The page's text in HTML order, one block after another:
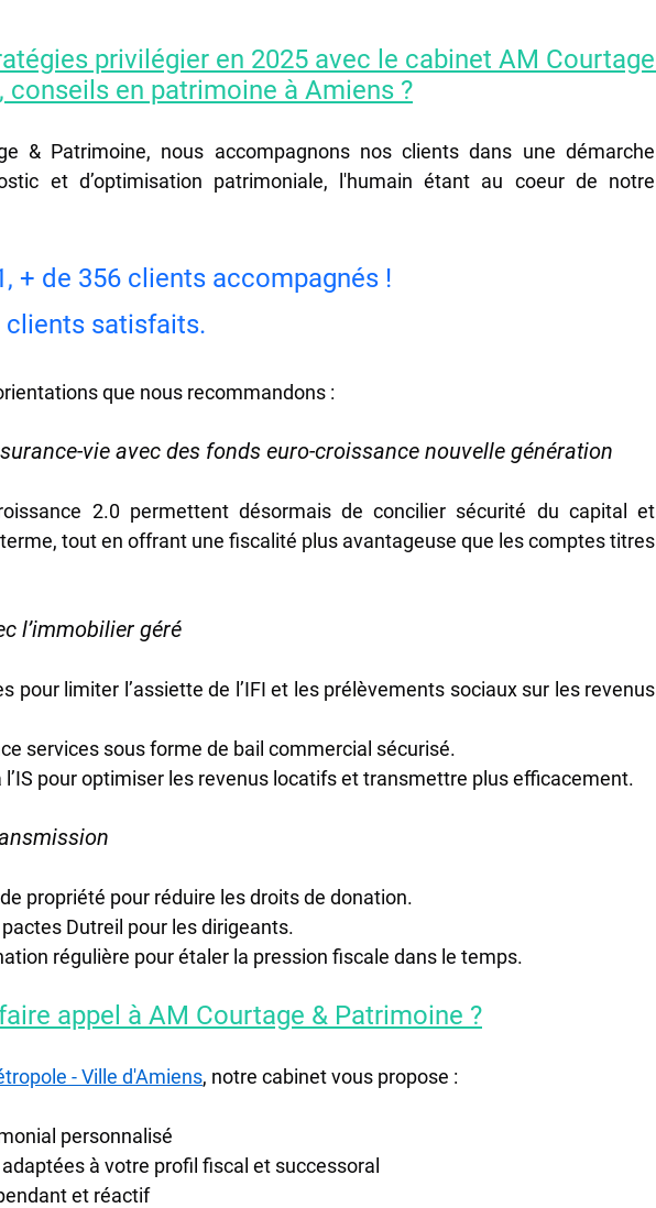
privilégier en 2025 avec le cabinet AM Courtage
conseils en patrimoine à Amiens ?
& Patrimoine, nous accompagnons nos clients dans une démarche
et d’optimisation patrimoniale, l'humain étant au coeur de notre
+ de 356 clients accompagnés !
clients satisfaits.
que nous recommandons :
vie avec des fonds euro-croissance nouvelle génération
2.0 permettent désormais de concilier sécurité du capital et
tout en offrant une fiscalité plus avantageuse que les comptes titres
l’immobilier géré
pour limiter l’assiette de l’IFI et les prélèvements sociaux sur les revenus
services sous forme de bail commercial sécurisé.
l’IS pour optimiser les revenus locatifs et transmettre plus efficacement.
propriété pour réduire les droits de donation.
Dutreil pour les dirigeants.
régulière pour étaler la pression fiscale dans le temps.
appel à AM Courtage & Patrimoine ?
- Ville d'Amiens, notre cabinet vous propose :
personnalisé
à votre profil fiscal et successoral
et réactif